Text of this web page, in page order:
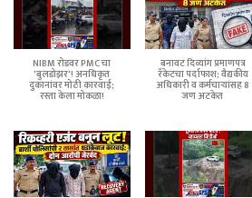
NIBM रोडवर PMC चा
'बुलडोझर'! अनधिकृत
दुकानांवर मोठी कारवाई;
रस्ता केला मोकळा!
बनावट दिव्यांग प्रमाणपत्र
रॅकेटचा पर्दाफाश; वैद्यकीय
अधिकारी व कर्मचाऱ्यांसह 8
जण अटकेत